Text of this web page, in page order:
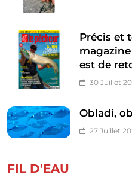
Précis et
est de
30 Juillet
Obladi,
27 Juillet
FIL D'EAU